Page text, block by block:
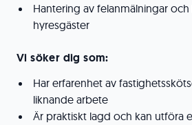
Hantering av felanmälningar
hyresgäster
Vi söker dig som:
Har erfarenhet av
liknande arbete
Är praktiskt lagd och kan utföra